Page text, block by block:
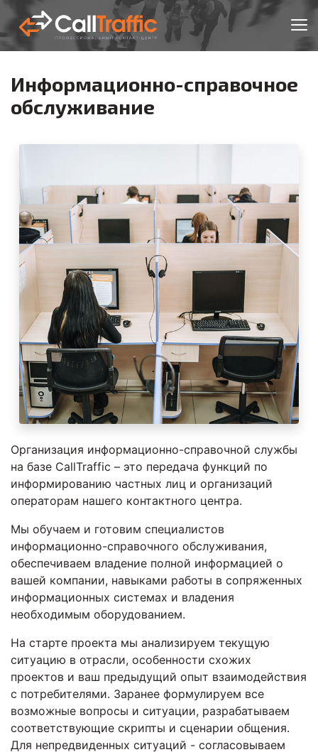
Информационно-справочное
обслуживание
Организация информационно-справочной службы
на базе CallTraffic – это передача функций по
информированию частных лиц и организаций
операторам нашего контактного центра.
Мы обучаем и готовим специалистов
информационно-справочного обслуживания,
обеспечиваем владение полной информацией о
вашей компании, навыками работы в сопряженных
информационных системах и владения
необходимым оборудованием.
На старте проекта мы анализируем текущую
ситуацию в отрасли, особенности схожих
проектов и ваш предыдущий опыт взаимодействия
с потребителями. Заранее формулируем все
возможные вопросы и ситуации, разрабатываем
соответствующие скрипты и сценарии общения.
Для непредвиденных ситуаций - согласовываем